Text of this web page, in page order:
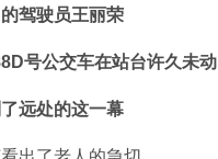
驾驶员王丽荣
号公交车在站台许久未动
远处的这一幕